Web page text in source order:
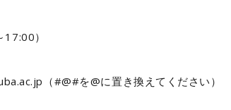
）
（#@#を@に置き換えてください）